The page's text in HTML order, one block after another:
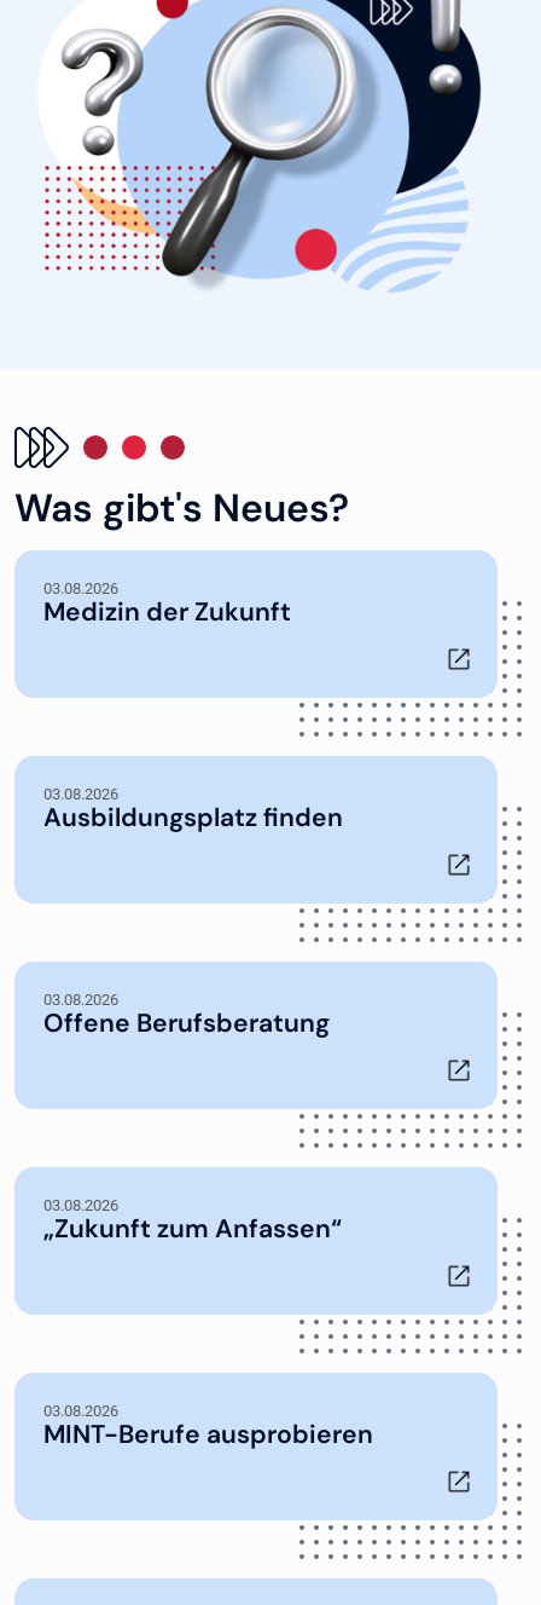
Was gibt's Neues?
03.08.2026
Medizin der Zukunft
03.08.2026
Ausbildungsplatz finden
03.08.2026
Offene Berufsberatung
03.08.2026
„Zukunft zum Anfassen“
03.08.2026
MINT-Berufe ausprobieren